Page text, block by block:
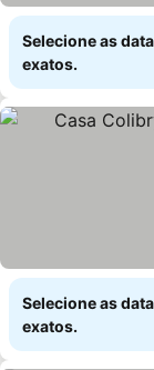
Selecione as
exatos.
Selecione as
exatos.